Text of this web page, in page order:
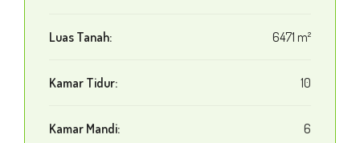
Luas Tanah: 6471 m²
Kamar Tidur: 10
Kamar Mandi: 6